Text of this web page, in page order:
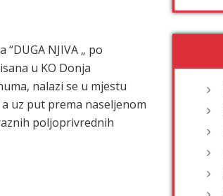
NJIVA „ po
u KO Donja
nalazi se u mjestu
uz put prema naseljenom
poljoprivrednih